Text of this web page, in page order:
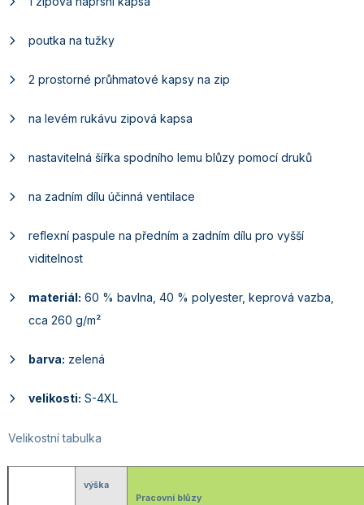
poutka na tužky
2 prostorné průhmatové kapsy na zip
na levém rukávu zipová kapsa
nastavitelná šířka spodního lemu blůzy pomocí druků
na zadním dílu účinná ventilace
reflexní paspule na předním a zadním dílu pro vyšší
viditelnost
materiál: 60 % bavlna, 40 % polyester, keprová vazba,
cca 260 g/m²
barva: zelená
velikosti: S-4XL
Velikostní tabulka
výška
Pracovní blůzy